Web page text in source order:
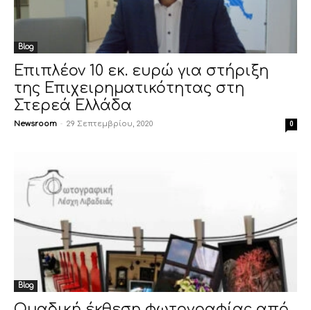
Blog
Επιπλέον 10 εκ. ευρώ για στήριξη
της Επιχειρηματικότητας στη
Στερεά Ελλάδα
Newsroom - 29 Σεπτεμβρίου, 2020 0
Blog